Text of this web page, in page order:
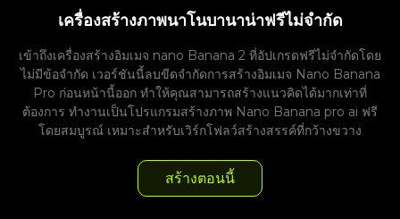
เครื่องสร้างภาพนาโนบานาน่าฟรีไม่จำกัด
เข้าถึงเครื่องสร้างอิมเมจ nano Banana 2 ที่อัปเกรดฟรีไม่จำกัดโดย
ไม่มีข้อจำกัด เวอร์ชันนี้ลบขีดจำกัดการสร้างอิมเมจ Nano Banana
Pro ก่อนหน้านี้ออก ทำให้คุณสามารถสร้างแนวคิดได้มากเท่าที่
ต้องการ ทำงานเป็นโปรแกรมสร้างภาพ Nano Banana pro ai ฟรี
โดยสมบูรณ์ เหมาะสำหรับเวิร์กโฟลว์สร้างสรรค์ที่กว้างขวาง
สร้างตอนนี้